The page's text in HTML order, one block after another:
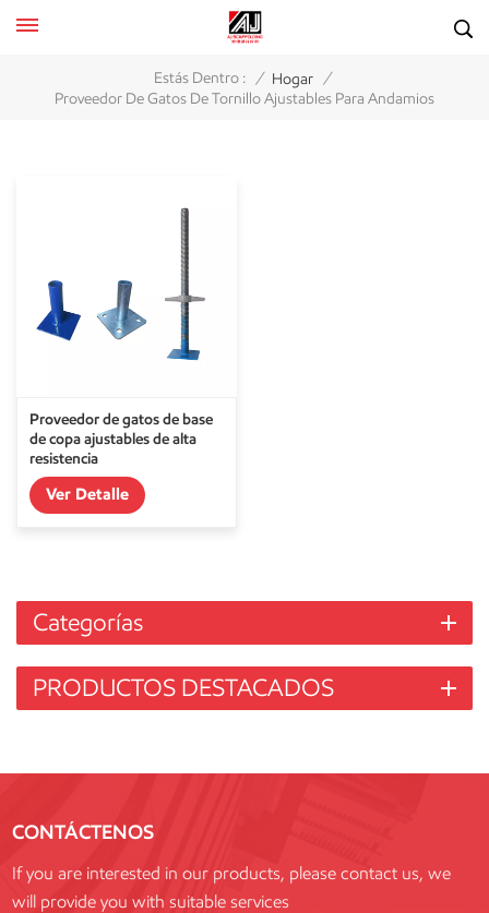
Estás Dentro : / Hogar /
Proveedor De Gatos De Tornillo Ajustables Para Andamios
Proveedor de gatos de base
de copa ajustables de alta
resistencia
Ver Detalle
Categorías
PRODUCTOS DESTACADOS
CONTÁCTENOS
If you are interested in our products, please contact us, we
will provide you with suitable services